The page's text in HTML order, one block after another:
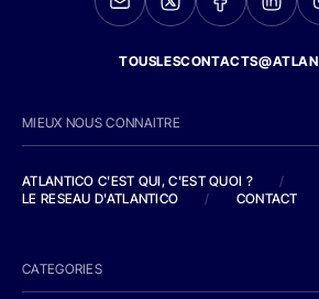
MIEUX NOUS CONNAITRE
ATLANTICO C'EST QUI, C'EST QUOI ?
/
LE RESEAU D'ATLANTICO
/ CONTACT
CATEGORIES